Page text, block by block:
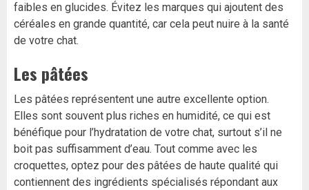
faibles en glucides. Évitez les marques qui ajoutent des
céréales en grande quantité, car cela peut nuire à la santé
de votre chat.
Les pâtées
Les pâtées représentent une autre excellente option.
Elles sont souvent plus riches en humidité, ce qui est
bénéfique pour l’hydratation de votre chat, surtout s’il ne
boit pas suffisamment d’eau. Tout comme avec les
croquettes, optez pour des pâtées de haute qualité qui
contiennent des ingrédients spécialisés répondant aux